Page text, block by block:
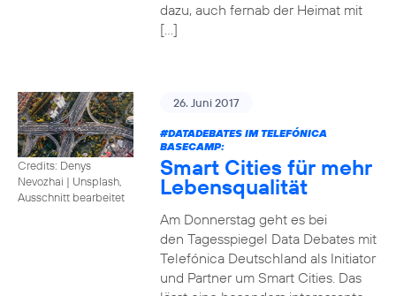
dazu, auch fernab der Heimat mit
[…]
Credits: Denys
Nevozhai | Unsplash,
Ausschnitt bearbeitet
26. Juni 2017
#DATADEBATESIM TELEFÓNICA
BASECAMP:
Smart Cities für mehr
Lebensqualität
Am Donnerstag geht es bei
den Tagesspiegel Data Debates mit
Telefónica Deutschland als Initiator
und Partner um Smart Cities. Das